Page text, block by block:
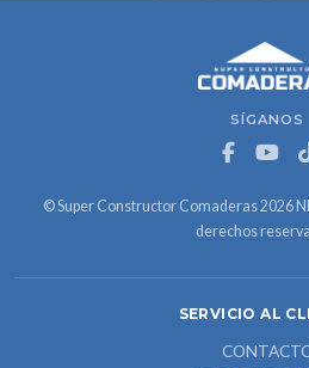
SÍGANOS
© Super Constructor Comaderas 2026
derechos
SERVICIO AL